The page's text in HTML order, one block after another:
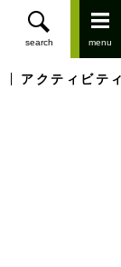
アクティビテ